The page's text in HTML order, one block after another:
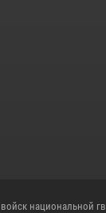
национальной